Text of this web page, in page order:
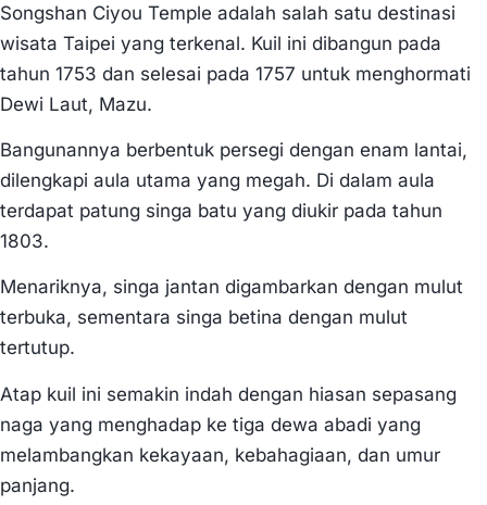
Songshan Ciyou Temple adalah salah satu destinasi
wisata Taipei yang terkenal. Kuil ini dibangun pada
tahun 1753 dan selesai pada 1757 untuk menghormati
Dewi Laut, Mazu.
Bangunannya berbentuk persegi dengan enam lantai,
dilengkapi aula utama yang megah. Di dalam aula
terdapat patung singa batu yang diukir pada tahun
1803.
Menariknya, singa jantan digambarkan dengan mulut
terbuka, sementara singa betina dengan mulut
tertutup.
Atap kuil ini semakin indah dengan hiasan sepasang
naga yang menghadap ke tiga dewa abadi yang
melambangkan kekayaan, kebahagiaan, dan umur
panjang.